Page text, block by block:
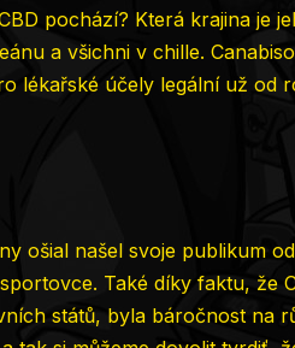
pochází? Která krajina je
a všichni v chille.
lékařské účely legální už od
ošial našel svoje publikum
Také díky faktu, že
států, byla báročnost na